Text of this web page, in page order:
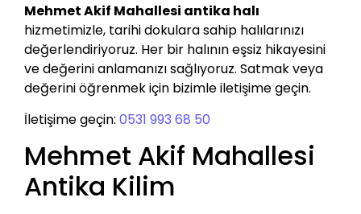
Mehmet Akif Mahallesi antika halı
hizmetimizle, tarihi dokulara sahip halılarınızı
değerlendiriyoruz. Her bir halının eşsiz hikayesini
ve değerini anlamanızı sağlıyoruz. Satmak veya
değerini öğrenmek için bizimle iletişime geçin.
İletişime geçin: 0531 993 68 50
Mehmet Akif Mahallesi
Antika Kilim